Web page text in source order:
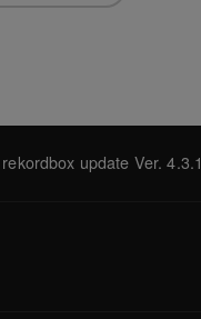
rekordbox update Ver. 4.3.1